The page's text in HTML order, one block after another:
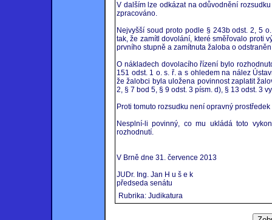
V dalším lze odkázat na odůvodnění
zpracováno.
Nejvyšší soud proto podle § 243b odst. 2, 5
tak, že zamítl dovolání, které směřovalo proti
prvního stupně a zamítnuta žaloba o
O nákladech dovolacího řízení bylo
151 odst. 1 o. s. ř. a s ohledem na nález
že žalobci byla uložena povinnost zaplatit
2, § 7 bod 5, § 9 odst. 3 písm. d), § 13 odst. 3
Proti tomuto rozsudku není opravný
Nesplní-li povinný, co mu ukládá toto
rozhodnutí.
V Brně dne 31. července 2013
JUDr. Ing. Jan H u š e k
předseda senátu
Rubrika: Judikatura